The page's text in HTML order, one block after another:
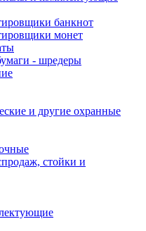
банкнот
монет
- шредеры
и другие охранные
стойки и